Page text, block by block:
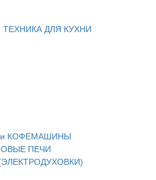
ДЛЯ КУХНИ
и КОФЕМАШИНЫ
ПЕЧИ